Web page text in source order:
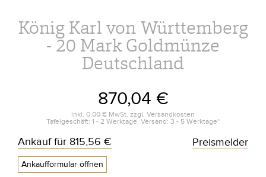
König Karl von Württemberg
- 20 Mark Goldmünze
Deutschland
870,04 €
inkl. 0,00 € MwSt. zzgl. Versandkosten
Tafelgeschäft: 1 - 2 Werktage, Versand: 3 - 5 Werktage*
Ankauf für 815,56 €
Ankaufformular öffnen
Preismelder